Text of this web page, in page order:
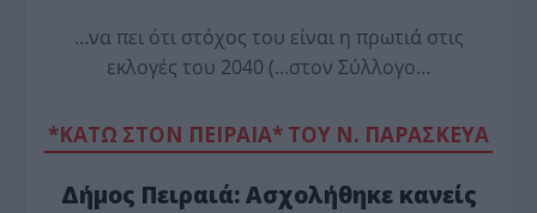
…να πει ότι στόχος του είναι η πρωτιά στις
εκλογές του 2040 (…στον Σύλλογο…
*ΚΑΤΩ ΣΤΟΝ ΠΕΙΡΑΙΑ* ΤΟΥ Ν. ΠΑΡΑΣΚΕΥΑ
Δήμος Πειραιά: Ασχολήθηκε κανείς